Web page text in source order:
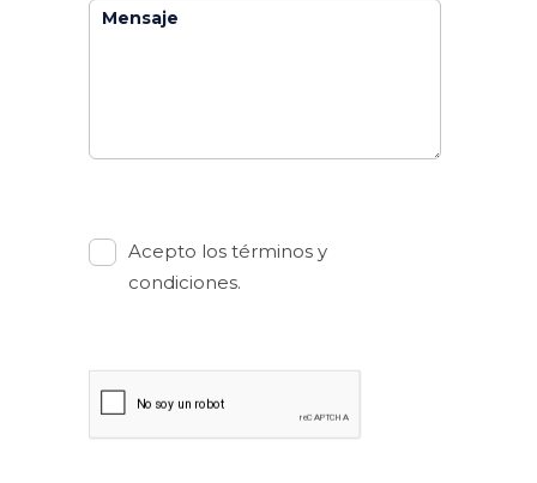
Mensaje
Acepto los términos y
condiciones.